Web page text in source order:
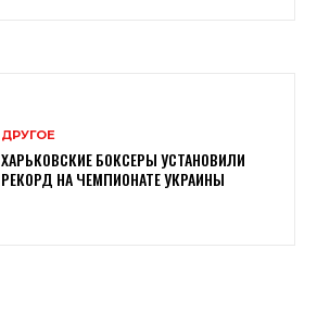
ДРУГОЕ
ХАРЬКОВСКИЕ БОКСЕРЫ УСТАНОВИЛИ
РЕКОРД НА ЧЕМПИОНАТЕ УКРАИНЫ